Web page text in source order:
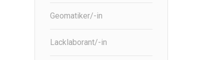
Geomatiker/-in
Lacklaborant/-in